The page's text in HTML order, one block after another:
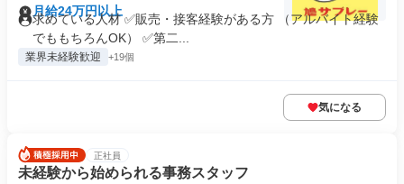
月給24万円以上
求めている人材 ✅販売・接客経験がある方 （アルバイト経験
でももちろんOK） ✅第二...
業界未経験歓迎 +19個
気になる
正社員
未経験から始められる事務スタッフ